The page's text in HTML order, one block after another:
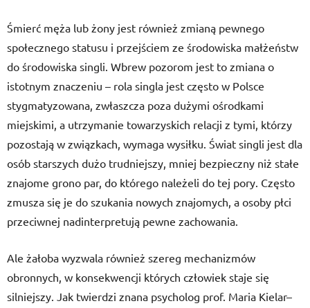
Śmierć męża lub żony jest również zmianą pewnego
społecznego statusu i przejściem ze środowiska małżeństw
do środowiska singli. Wbrew pozorom jest to zmiana o
istotnym znaczeniu – rola singla jest często w Polsce
stygmatyzowana, zwłaszcza poza dużymi ośrodkami
miejskimi, a utrzymanie towarzyskich relacji z tymi, którzy
pozostają w związkach, wymaga wysiłku. Świat singli jest dla
osób starszych dużo trudniejszy, mniej bezpieczny niż stałe
znajome grono par, do którego należeli do tej pory. Często
zmusza się je do szukania nowych znajomych, a osoby płci
przeciwnej nadinterpretują pewne zachowania.
Ale żałoba wyzwala również szereg mechanizmów
obronnych, w konsekwencji których człowiek staje się
silniejszy. Jak twierdzi znana psycholog prof. Maria Kielar–